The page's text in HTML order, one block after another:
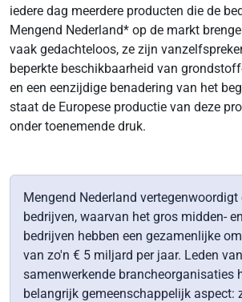
iedere dag meerdere producten die de
Mengend Nederland* op de markt
vaak gedachteloos, ze zijn
beperkte beschikbaarheid van
en een eenzijdige benadering van het
staat de Europese productie van deze
onder toenemende druk.
Mengend Nederland vertegenwoordigt
bedrijven, waarvan het gros midden-
bedrijven hebben een gezamenlijke
van zo'n € 5 miljard per jaar. Leden
samenwerkende brancheorganisaties
belangrijk gemeenschappelijk aspect: